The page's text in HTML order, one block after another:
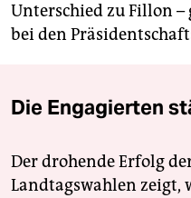
Unterschied zu Fillon –
bei den
Die Engagierten
Der drohende Erfolg
Landtagswahlen zeigt,